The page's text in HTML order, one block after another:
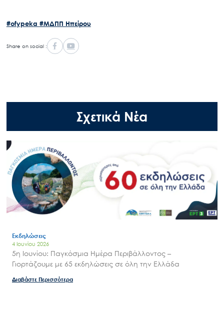
Search
for:
Μ.Δ.Π.Π.
Έργα
Εισιτήρια
#ofypeka #ΜΔΠΠ Ηπείρου
Share on social :
Σχετικά Νέα
Εκδηλώσεις
4 Ιουνίου 2026
5η Ιουνίου: Παγκόσμια Ημέρα Περιβάλλοντος –
Γιορτάζουμε με 65 εκδηλώσεις σε όλη την Ελλάδα
Διαβάστε Περισσότερα